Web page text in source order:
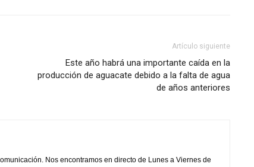
Artículo siguiente
Este año habrá una importante caída en la
producción de aguacate debido a la falta de agua
de años anteriores
Nos encontramos en directo de Lunes a Viernes de